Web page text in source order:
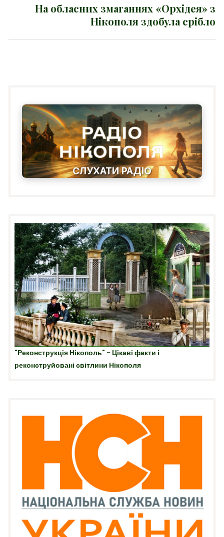
На обласних змаганнях «Орхідея» з
Нікополя здобула срібло
СЛУХАТИ РАДІО
"Реконструкція Нікополь" - Цікаві факти і
реконструйовані світлини Нікополя